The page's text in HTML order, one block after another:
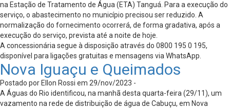
na Estação de Tratamento de Água (ETA) Tanguá. Para a execução do
serviço, o abastecimento no município precisou ser reduzido. A
normalização do fornecimento ocorrerá, de forma gradativa, após a
execução do serviço, prevista até a noite de hoje.
A concessionária segue à disposição através do 0800 195 0 195,
disponível para ligações gratuitas e mensagens via WhatsApp.
Nova Iguaçu e Queimados
Postado por Ellon Rossi em 29/nov/2023 -
A Águas do Rio identificou, na manhã desta quarta-feira (29/11), um
vazamento na rede de distribuição de água de Cabuçu, em Nova